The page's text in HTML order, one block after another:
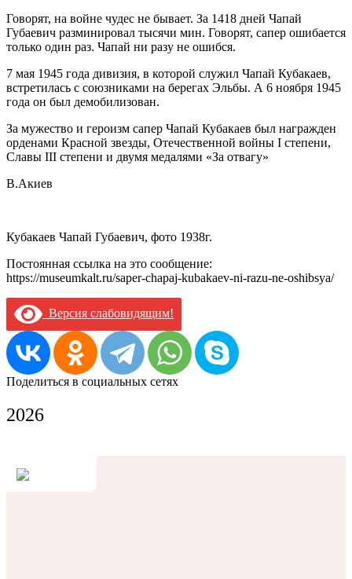
Говорят, на войне чудес не бывает. За 1418 дней Чапай
Губаевич разминировал тысячи мин. Говорят, сапер ошибается
только один раз. Чапай ни разу не ошибся.
7 мая 1945 года дивизия, в которой служил Чапай Кубакаев,
встретилась с союзниками на берегах Эльбы. А 6 ноября 1945
года он был демобилизован.
За мужество и героизм сапер Чапай Кубакаев был награжден
орденами Красной звезды, Отечественной войны I степени,
Славы III степени и двумя медалями «За отвагу»
В.Акиев
Кубакаев Чапай Губаевич, фото 1938г.
Постоянная ссылка на это сообщение:
https://museumkalt.ru/saper-chapaj-kubakaev-ni-razu-ne-oshibsya/
Версия слабовидящим!
Поделиться в социальных сетях
2026